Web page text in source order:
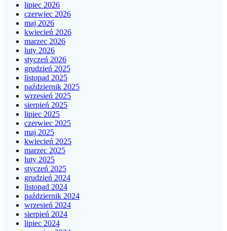
lipiec 2026
czerwiec 2026
maj 2026
kwiecień 2026
marzec 2026
luty 2026
styczeń 2026
grudzień 2025
listopad 2025
październik 2025
wrzesień 2025
sierpień 2025
lipiec 2025
czerwiec 2025
maj 2025
kwiecień 2025
marzec 2025
luty 2025
styczeń 2025
grudzień 2024
listopad 2024
październik 2024
wrzesień 2024
sierpień 2024
lipiec 2024